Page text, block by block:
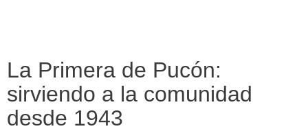
La Primera de Pucón:
sirviendo a la comunidad
desde 1943